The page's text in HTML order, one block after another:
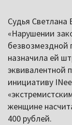
Судья Светлана
«Нарушении
безвозмездной
назначила ей
эквивалентной
инициативу
женщине
400 рублей.